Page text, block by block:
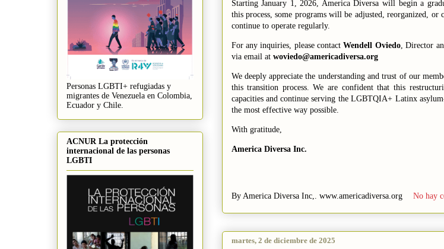
StartingJanuary 1, 2026, America Diversa will begin a
this process, some programs will be adjusted, reorganized,
continue to operate regularly.
For any inquiries, please contactWendell Oviedo, Director
via email at woviedo@americadiversa.org
We deeply appreciate the understanding and trust of our
this transition process. We are confident that this
capacities and continue serving theLGBTQIA+ Latinx
the most effective way possible.
With gratitude,
America Diversa Inc.
By America Diversa Inc,. www.americadiversa.org No hay
martes, 2 de diciembre de 2025
Personas LGBTI+ refugiadas y
migrantes de Venezuela en Colombia,
Ecuador y Chile.
ACNUR La protección
internacional de las personas
LGBTI